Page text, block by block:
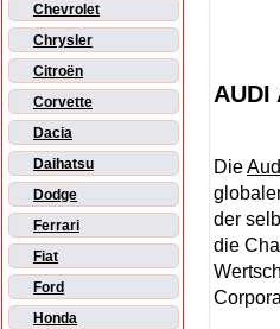
Chevrolet
Chrysler
Citroën
Corvette
Dacia
Daihatsu
Dodge
Ferrari
Fiat
Ford
Honda
Die
der
die